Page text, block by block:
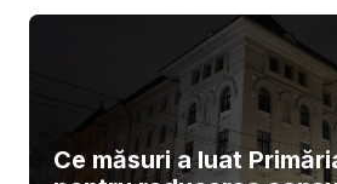
Ce măsuri a luat